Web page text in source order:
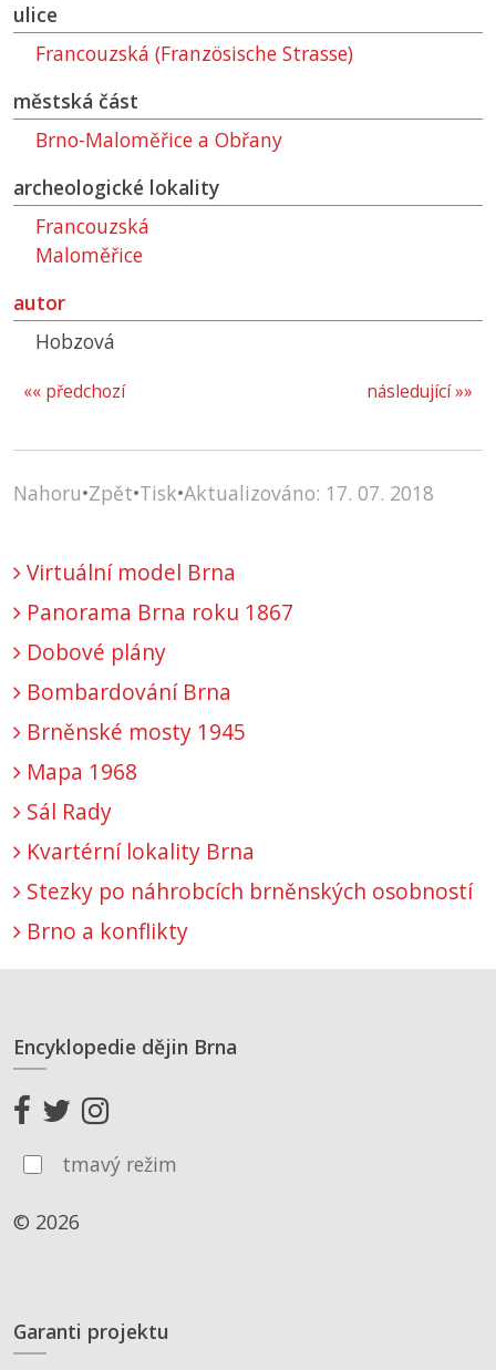
ulice
Francouzská (Französische Strasse)
městská část
Brno-Maloměřice a Obřany
archeologické lokality
Francouzská
Maloměřice
autor
Hobzová
následující »»
«« předchozí
Nahoru•Zpět•Tisk•Aktualizováno: 17. 07. 2018
Virtuální model Brna
Panorama Brna roku 1867
Dobové plány
Bombardování Brna
Brněnské mosty 1945
Mapa 1968
Sál Rady
Kvartérní lokality Brna
Stezky po náhrobcích brněnských osobností
Brno a konflikty
Encyklopedie dějin Brna
tmavý režim
© 2026
Garanti projektu